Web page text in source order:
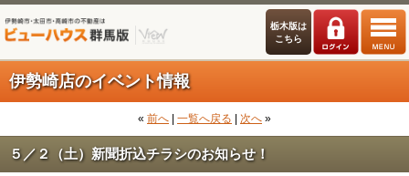
栃木版は
こちら
伊勢崎店のイベント情報
« 前へ 一覧へ戻る 次へ »
５／２（土）新聞折込チラシのお知らせ！